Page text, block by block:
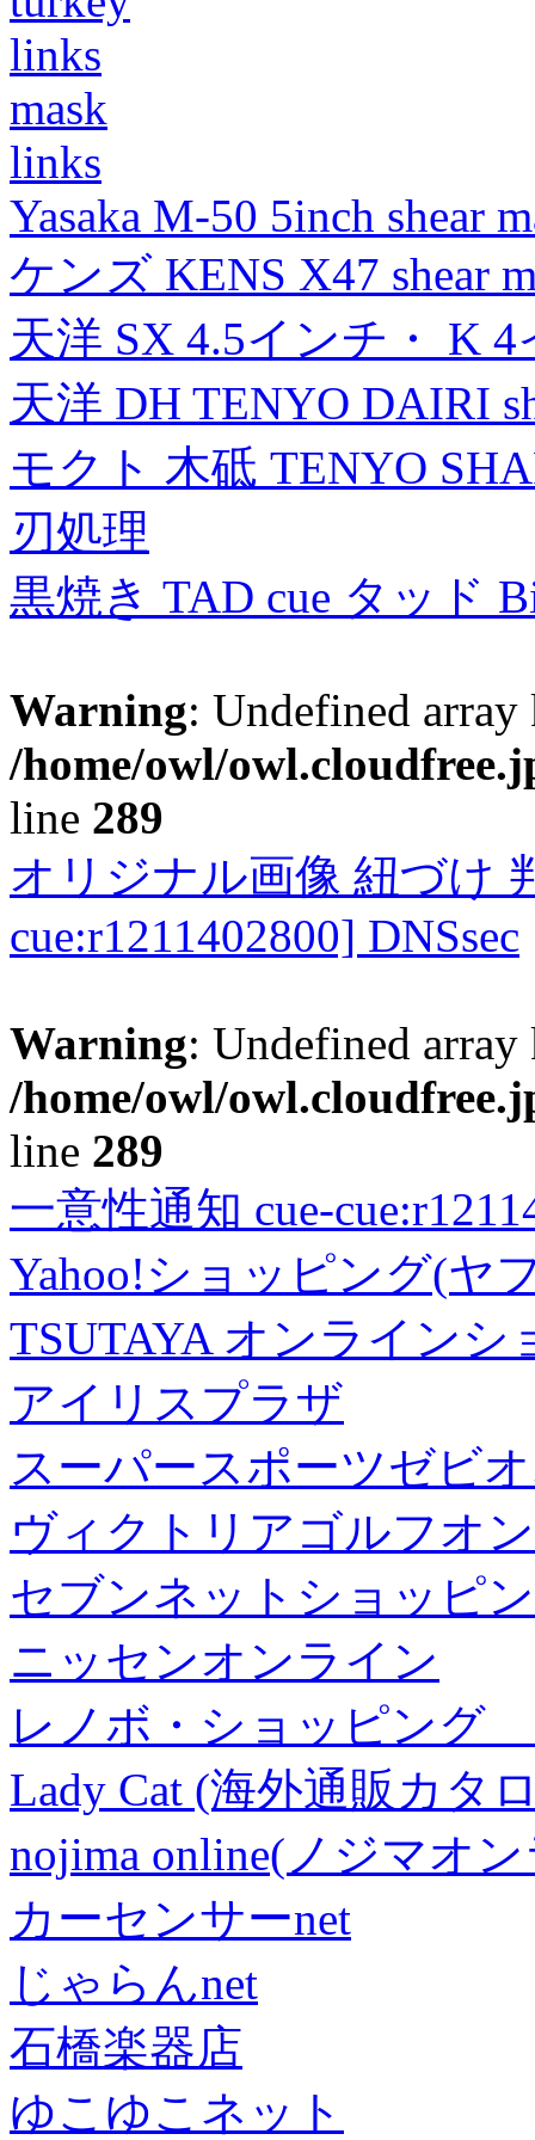
links
mask
links
Yasaka M-50 5inch shear
ケンズ KENS X47 shear
天洋 SX 4.5インチ・ K
天洋 DH TENYO DAIRI
モクト 木砥 TENYO
刃処理
黒焼き TAD cue タッド
Warning: Undefined
/home/owl/
line 289
オリジナル画像 紐づけ
cue:r1211402800] DNSsec
Warning: Undefined
/home/owl/
line 289
一意性通知 cue-
Yahoo!ショッピング(ヤ
TSUTAYA オンラインシ
アイリスプラザ
スーパースポーツゼビ
ヴィクトリアゴルフオ
セブンネットショッピ
ニッセンオンライン
レノボ・ショッピング
Lady Cat (海外通販カタ
nojima online(ノジマオ
カーセンサーnet
じゃらんnet
石橋楽器店
ゆこゆこネット